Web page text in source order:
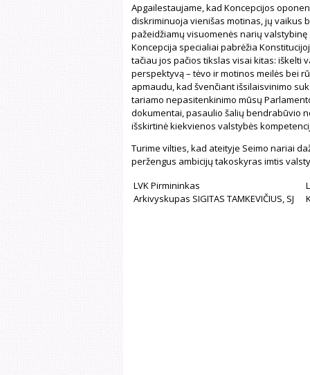
Apgailestaujame, kad Koncepcijos
diskriminuoja vienišas motinas, jų vaikus
pažeidžiamų visuomenės narių
Koncepcija specialiai pabrėžia
tačiau jos pačios tikslas visai kitas: iškelti
perspektyvą – tėvo ir motinos meilės bei
apmaudu, kad švenčiant išsilaisvinimo
tariamo nepasitenkinimo mūsų
dokumentai, pasaulio šalių bendrabūvio
išskirtinė kiekvienos valstybės
Turime vilties, kad ateityje Seimo nariai
peržengus ambicijų takoskyras imtis
LVK Pirmininkas
Arkivyskupas SIGITAS TAMKEVIČIUS, SJ